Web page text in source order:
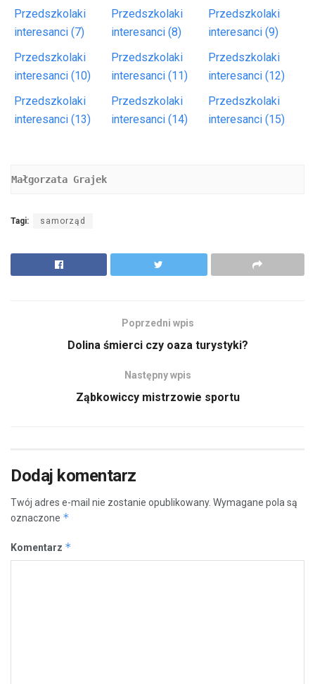
Przedszkolaki
interesanci (7)
Przedszkolaki
interesanci (8)
Przedszkolaki
interesanci (9)
Przedszkolaki
interesanci (10)
Przedszkolaki
interesanci (11)
Przedszkolaki
interesanci (12)
Przedszkolaki
interesanci (13)
Przedszkolaki
interesanci (14)
Przedszkolaki
interesanci (15)
Małgorzata Grajek
Tagi: samorząd
Poprzedni wpis
Dolina śmierci czy oaza turystyki?
Następny wpis
Ząbkowiccy mistrzowie sportu
Dodaj komentarz
Twój adres e-mail nie zostanie opublikowany. Wymagane pola są
oznaczone *
Komentarz *